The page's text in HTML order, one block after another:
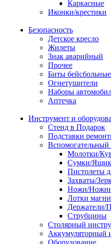
Каркасные
Иконки/крестики
Безопасность
Детское кресло
Жилеты
Знак аварийный
Прочее
Биты бейсбольные
Огнетушители
Наборы
Аптечка
Инструмент и
Стенд в Подарок
Подставки
Вспомогательный
Молотки/
Сумки/
Пистолеты
Захваты/
Ножи/
Лотки
Держатели/
Струбцины
Столярный
Аккумуляторный
Оборудование